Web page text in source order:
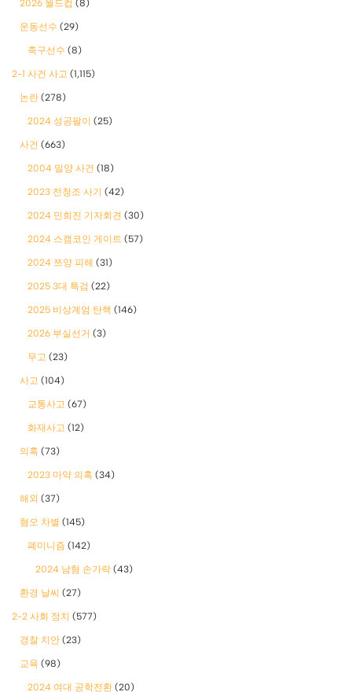
2026 월드컵 (8)
운동선수 (29)
축구선수 (8)
2-1 사건 사고 (1,115)
논란 (278)
2024 성공팔이 (25)
사건 (663)
2004 밀양 사건 (18)
2023 전청조 사기 (42)
2024 민희진 기자회견 (30)
2024 스캠코인 게이트 (57)
2024 쯔양 피해 (31)
2025 3대 특검 (22)
2025 비상계엄 탄핵 (146)
2026 부실선거 (3)
무고 (23)
사고 (104)
교통사고 (67)
화재사고 (12)
의혹 (73)
2023 마약 의혹 (34)
해외 (37)
혐오 차별 (145)
폐미니즘 (142)
2024 남혐 손가락 (43)
환경 날씨 (27)
2-2 사회 정치 (577)
경찰 치안 (23)
교육 (98)
2024 여대 공학전환 (20)